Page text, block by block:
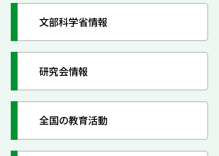
文部科学省情報
研究会情報
全国の教育活動